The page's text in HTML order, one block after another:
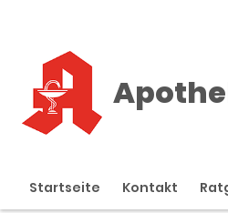
Startseite Kontakt